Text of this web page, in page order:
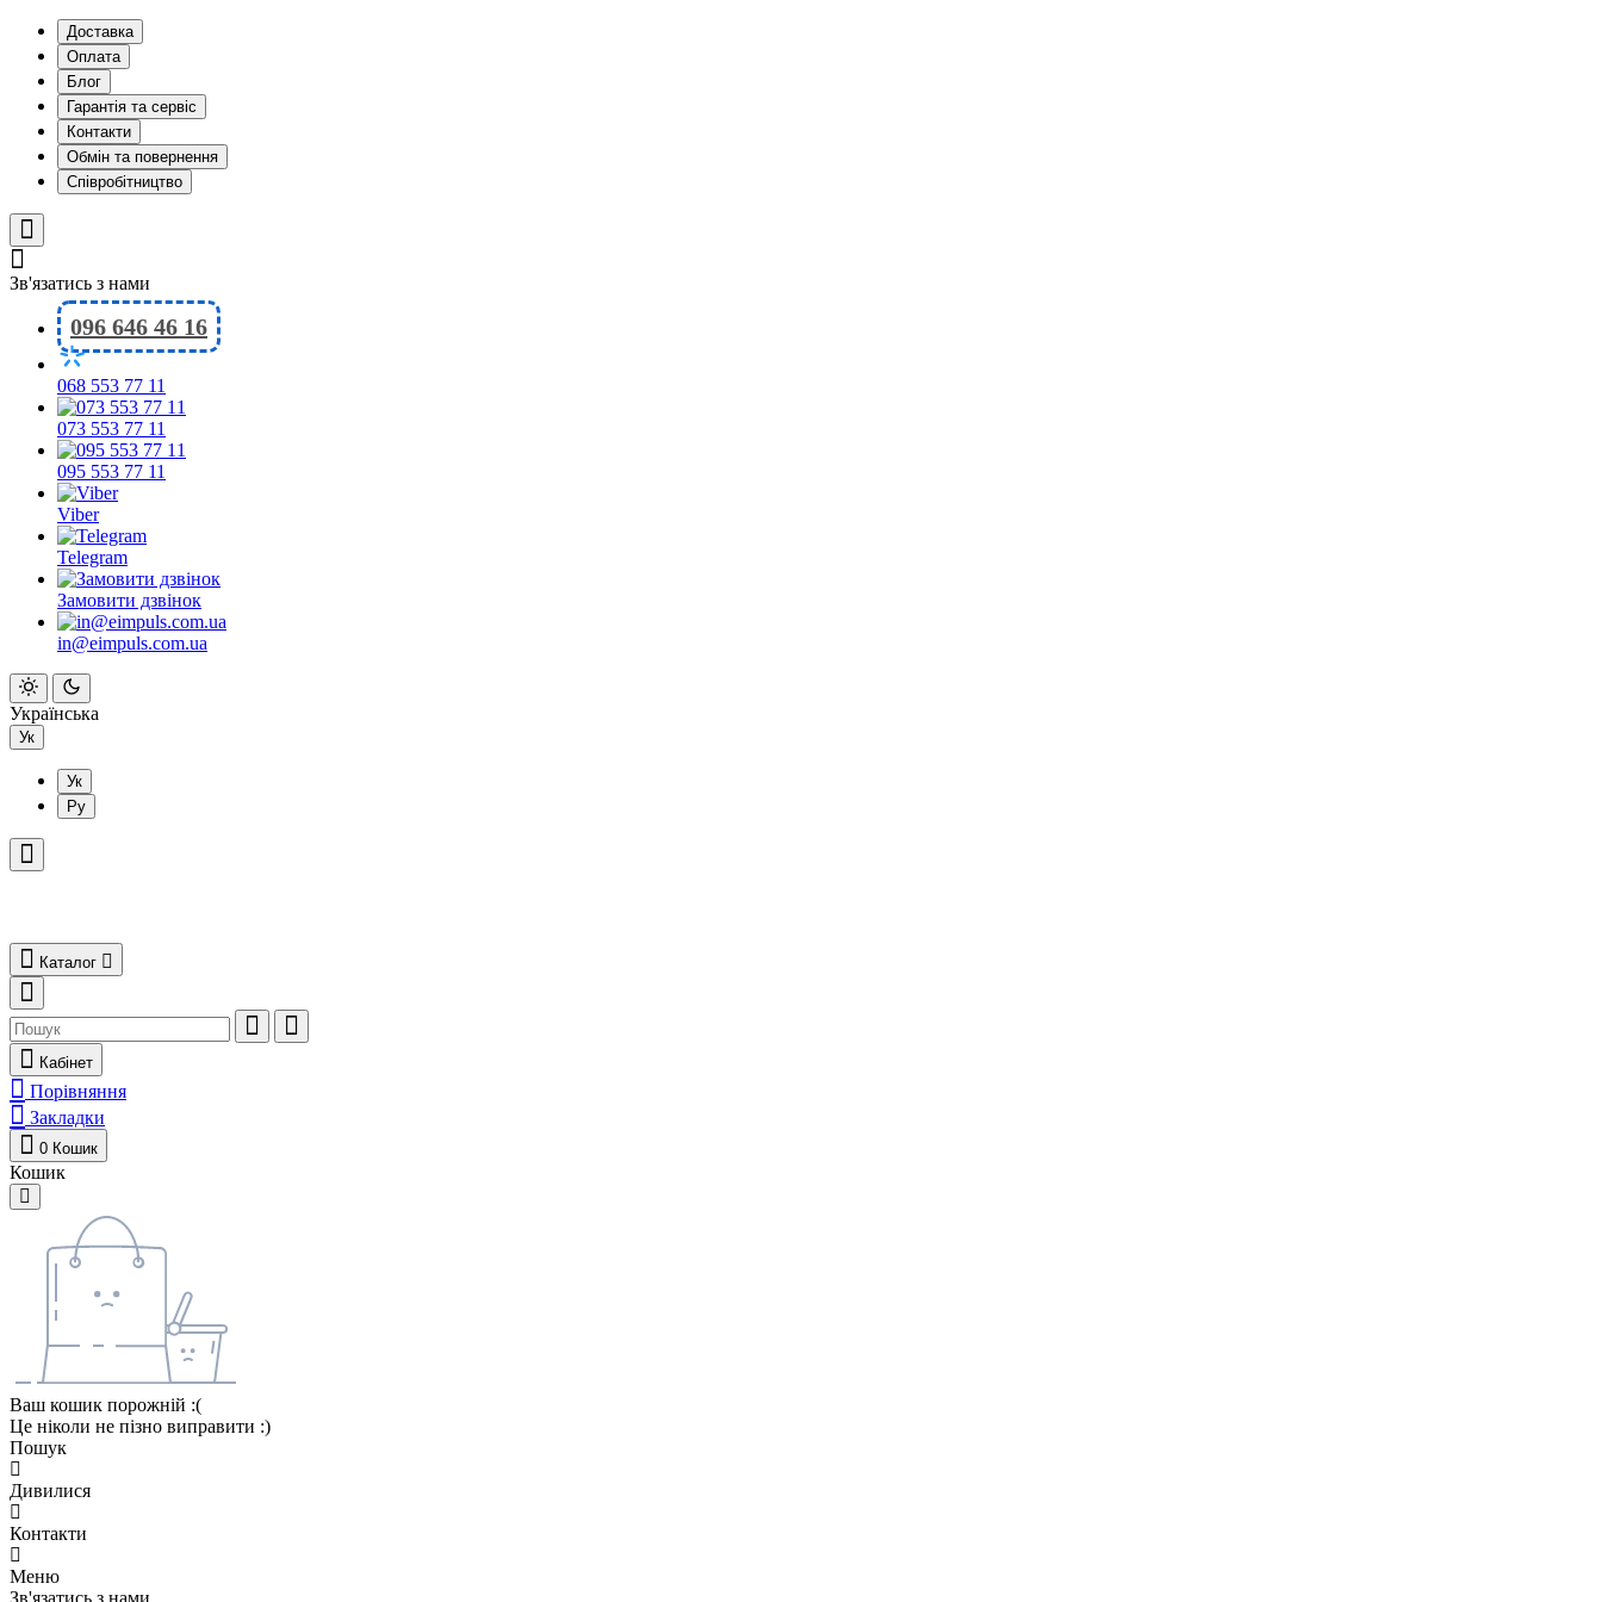
Доставка
Оплата
Блог
Гарантія та сервіс
Контакти
Обмін та повернення
Співробітництво
Зв'язатись з нами
096 646 46 16
068 553 77 11
073 553 77 11
095 553 77 11
Viber
Telegram
Замовити дзвінок
in@eimpuls.com.ua
Українська
Ук
Ук
Ру
Каталог
Кабінет
Порівняння
Закладки
0 Кошик
Кошик
Ваш кошик порожній :(
Це ніколи не пізно виправити :)
Пошук
Дивилися
Контакти
Меню
Зв'язатись з нами